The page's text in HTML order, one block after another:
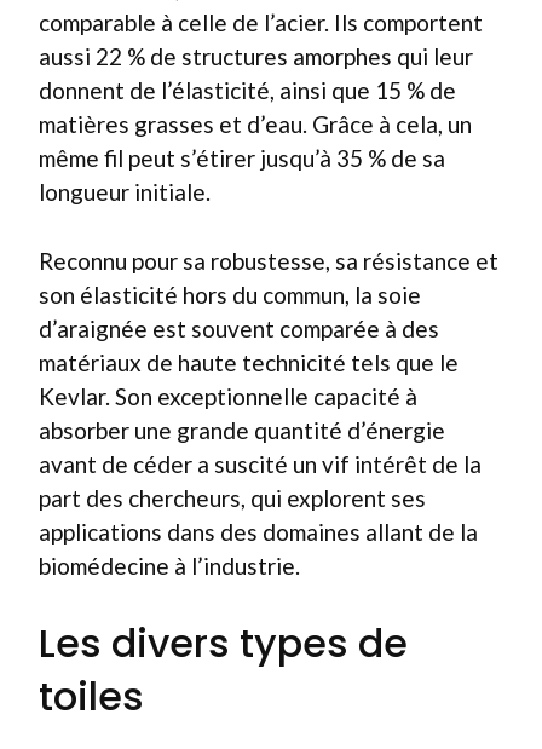
comparable à celle de l’acier. Ils comportent
aussi 22 % de structures amorphes qui leur
donnent de l’élasticité, ainsi que 15 % de
matières grasses et d’eau. Grâce à cela, un
même fil peut s’étirer jusqu’à 35 % de sa
longueur initiale.
Reconnu pour sa robustesse, sa résistance et
son élasticité hors du commun, la soie
d’araignée est souvent comparée à des
matériaux de haute technicité tels que le
Kevlar. Son exceptionnelle capacité à
absorber une grande quantité d’énergie
avant de céder a suscité un vif intérêt de la
part des chercheurs, qui explorent ses
applications dans des domaines allant de la
biomédecine à l’industrie.
Les divers types de
toiles